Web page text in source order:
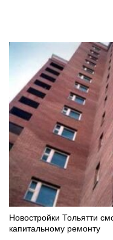
Новостройки Тольятти
капитальному ремонту